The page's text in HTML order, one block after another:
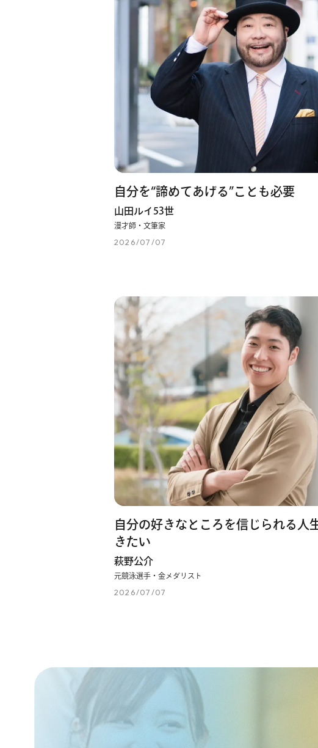
自分を“諦めてあげる”ことも必要
山田ルイ53世
漫才師・文筆家
2026/07/07
自分の好きなところを信じられる人
きたい
萩野公介
元競泳選手・金メダリスト
2026/07/07